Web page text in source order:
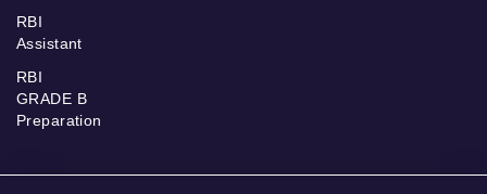
RBI
Assistant
RBI
GRADE B
Preparation